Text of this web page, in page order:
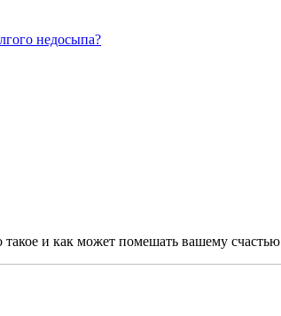
недосыпа?
и как может помешать вашему счастью